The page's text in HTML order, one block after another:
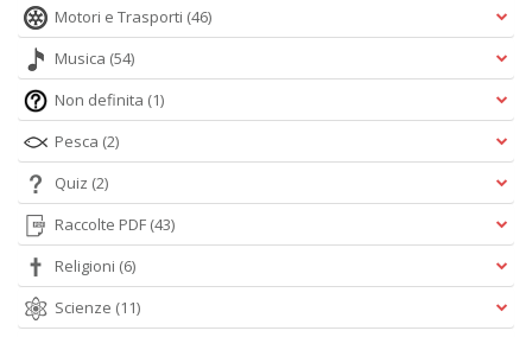
Motori e Trasporti (46)
Musica (54)
Non definita (1)
Pesca (2)
Quiz (2)
Raccolte PDF (43)
Religioni (6)
Scienze (11)